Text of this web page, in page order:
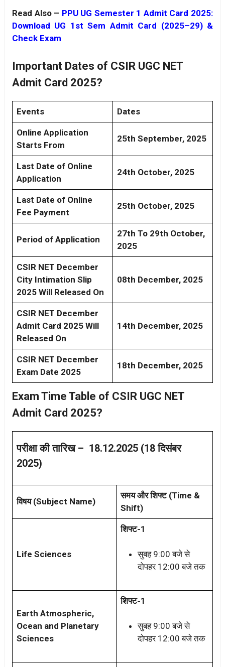
Read Also – PPU UG Semester 1 Admit Card 2025:
Download UG 1st Sem Admit Card (2025–29) &
Check Exam
Important Dates of CSIR UGC NET
Admit Card 2025?
Events Dates
Online Application
Starts From
25th September, 2025
Last Date of Online
Application
24th October, 2025
Last Date of Online
Fee Payment
25th October, 2025
Period of Application
27th To 29th October,
2025
CSIR NET December
City Intimation Slip
2025 Will Released On
08th December, 2025
CSIR NET December
Admit Card 2025 Will
Released On
14th December, 2025
CSIR NET December
Exam Date 2025
18th December, 2025
Exam Time Table of CSIR UGC NET
Admit Card 2025?
परीक्षा की तारिख – 18.12.2025 (18 दिसंबर
2025)
विषय (Subject Name)
समय और शिफ्ट (Time &
Shift)
Life Sciences
शिफ्ट-1
सुबह 9:00 बजे से
दोपहर 12:00 बजे तक
Earth Atmospheric,
Ocean and Planetary
Sciences
शिफ्ट-1
सुबह 9:00 बजे से
दोपहर 12:00 बजे तक